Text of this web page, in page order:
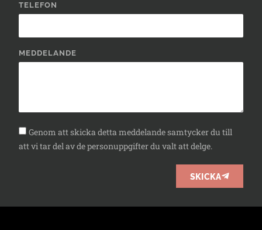
TELEFON
MEDDELANDE
Genom att skicka detta meddelande samtycker du till
att vi tar del av de personuppgifter du valt att delge.
SKICKA